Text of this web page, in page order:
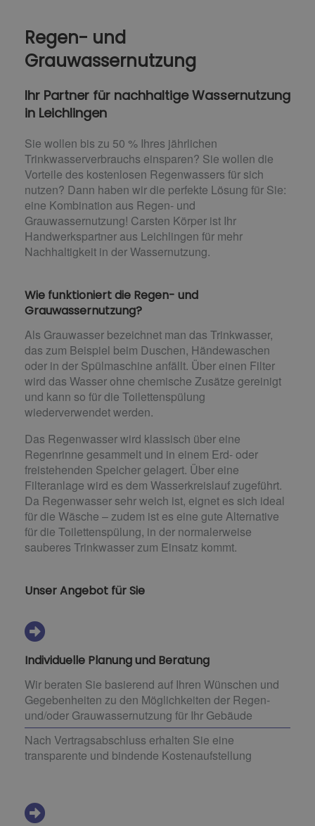
Regen- und
Grauwassernutzung
Ihr Partner für nachhaltige Wassernutzung
in Leichlingen
Sie wollen bis zu 50 % Ihres jährlichen
Trinkwasserverbrauchs einsparen? Sie wollen die
Vorteile des kostenlosen Regenwassers für sich
nutzen? Dann haben wir die perfekte Lösung für Sie:
eine Kombination aus Regen- und
Grauwassernutzung! Carsten Körper ist Ihr
Handwerkspartner aus Leichlingen für mehr
Nachhaltigkeit in der Wassernutzung.
Wie funktioniert die Regen- und
Grauwassernutzung?
Als Grauwasser bezeichnet man das Trinkwasser,
das zum Beispiel beim Duschen, Händewaschen
oder in der Spülmaschine anfällt. Über einen Filter
wird das Wasser ohne chemische Zusätze gereinigt
und kann so für die Toilettenspülung
wiederverwendet werden.
Das Regenwasser wird klassisch über eine
Regenrinne gesammelt und in einem Erd- oder
freistehenden Speicher gelagert. Über eine
Filteranlage wird es dem Wasserkreislauf zugeführt.
Da Regenwasser sehr weich ist, eignet es sich ideal
für die Wäsche – zudem ist es eine gute Alternative
für die Toilettenspülung, in der normalerweise
sauberes Trinkwasser zum Einsatz kommt.
Unser Angebot für Sie
Individuelle Planung und Beratung
Wir beraten Sie basierend auf Ihren Wünschen und
Gegebenheiten zu den Möglichkeiten der Regen-
und/oder Grauwassernutzung für Ihr Gebäude
Nach Vertragsabschluss erhalten Sie eine
transparente und bindende Kostenaufstellung